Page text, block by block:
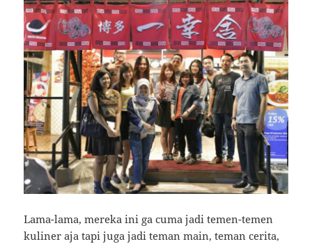
Lama-lama, mereka ini ga cuma jadi temen-temen
kuliner aja tapi juga jadi teman main, teman cerita,